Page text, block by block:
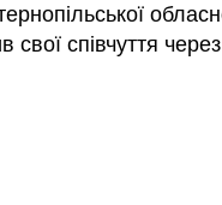
свої співчуття